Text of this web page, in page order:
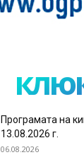
Програмата на
13.08.2026 г.
06.08.2026